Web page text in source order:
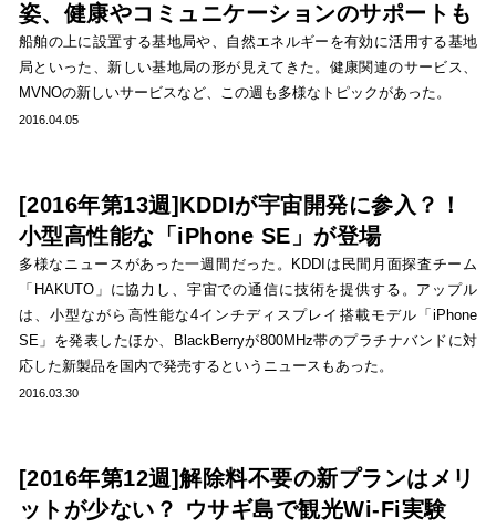
姿、健康やコミュニケーションのサポートも
船舶の上に設置する基地局や、自然エネルギーを有効に活用する基地
局といった、新しい基地局の形が見えてきた。健康関連のサービス、
MVNOの新しいサービスなど、この週も多様なトピックがあった。
2016.04.05
[2016年第13週]KDDIが宇宙開発に参入？！
小型高性能な「iPhone SE」が登場
多様なニュースがあった一週間だった。KDDIは民間月面探査チーム
「HAKUTO」に協力し、宇宙での通信に技術を提供する。アップル
は、小型ながら高性能な4インチディスプレイ搭載モデル「iPhone
SE」を発表したほか、BlackBerryが800MHz帯のプラチナバンドに対
応した新製品を国内で発売するというニュースもあった。
2016.03.30
[2016年第12週]解除料不要の新プランはメリ
ットが少ない？ ウサギ島で観光Wi-Fi実験